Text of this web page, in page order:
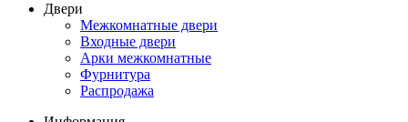
Двери
Межкомнатные двери
Входные двери
Арки межкомнатные
Фурнитура
Распродажа